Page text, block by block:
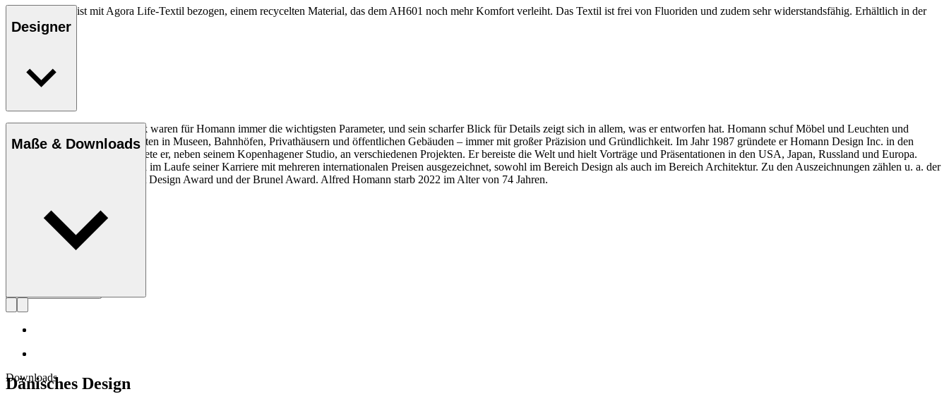
Die Sitzauflage ist mit Agora Life-Textil bezogen, einem recycelten Material, das dem AH601 noch mehr Komfort verleiht. Das Textil ist frei von Fluoriden und zudem sehr widerstandsfähig. Erhältlich in der
Farbe Oat.
Designer
Einfachheit, Klarheit und Logik waren für Homann immer die wichtigsten Parameter, und sein scharfer Blick für Details zeigt sich in allem, was er entworfen hat. Homann schuf Möbel und Leuchten und
arbeitete mit Architektur-Projekten in Museen, Bahnhöfen, Privathäusern und öffentlichen Gebäuden – immer mit großer Präzision und Gründlichkeit. Im Jahr 1987 gründete er Homann Design Inc. in den
Vereinigten Staaten. Hier arbeitete er, neben seinem Kopenhagener Studio, an verschiedenen Projekten. Er bereiste die Welt und hielt Vorträge und Präsentationen in den USA, Japan, Russland und Europa.
Darüber hinaus wurde Homann im Laufe seiner Karriere mit mehreren internationalen Preisen ausgezeichnet, sowohl im Bereich Design als auch im Bereich Architektur. Zu den Auszeichnungen zählen u. a. der
Red Dot Award, der IF Product Design Award und der Brunel Award. Alfred Homann starb 2022 im Alter von 74 Jahren.
Maße & Downloads
Downloads
Dänisches Design